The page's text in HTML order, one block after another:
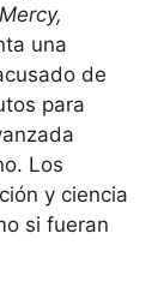
Mercy,
una
de
para
Los
y ciencia
si fueran